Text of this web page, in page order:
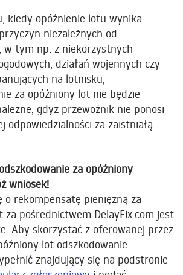
kiedy opóźnienie lotu wynika
niezależnych od
w tym np. z niekorzystnych
działań wojennych czy
na lotnisku,
za opóźniony lot nie będzie
gdyż przewoźnik nie ponosi
odpowiedzialności za zaistniałą
za opóźniony
wniosek!
o rekompensatę pieniężną za
za pośrednictwem DelayFix.com jest
Aby skorzystać z oferowanej przez
lot odszkodowanie
znajdujący się na podstronie